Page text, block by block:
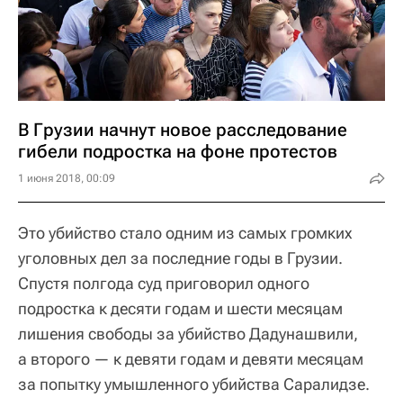
В Грузии начнут новое расследование
гибели подростка на фоне протестов
1 июня 2018, 00:09
Это убийство стало одним из самых громких
уголовных дел за последние годы в Грузии.
Спустя полгода суд приговорил одного
подростка к десяти годам и шести месяцам
лишения свободы за убийство Дадунашвили,
а второго — к девяти годам и девяти месяцам
за попытку умышленного убийства Саралидзе.